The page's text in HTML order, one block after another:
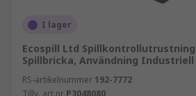
I lager
Ecospill Ltd
Spillbricka, Användning Industriell
RS-artikelnummer 192-7772
Tillv. art.nr P3048080